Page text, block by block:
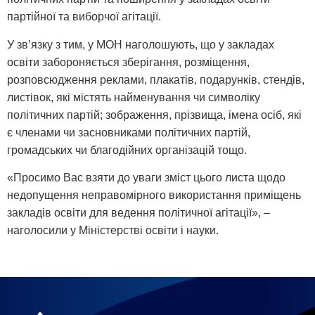
партійної та виборчої агітації.
У зв’язку з тим, у МОН наголошують, що у закладах
освіти забороняється зберігання, розміщення,
розповсюдження реклами, плакатів, подарунків, стендів,
листівок, які містять найменування чи символіку
політичних партій; зображення, прізвища, імена осіб, які
є членами чи засновниками політичних партій,
громадських чи благодійних організацій тощо.
«Просимо Вас взяти до уваги зміст цього листа щодо
недопущення неправомірного використання приміщень
закладів освіти для ведення політичної агітації», –
наголосили у Міністерстві освіти і науки.